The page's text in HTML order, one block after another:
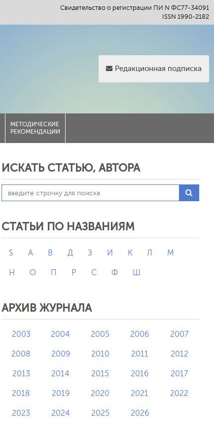
Свидетельство о регистрации ПИ N ФС77-34091
ISSN 1990-2182
Редакционная подписка
МЕТОДИЧЕСКИЕ
РЕКОМЕНДАЦИИ
ИСКАТЬ СТАТЬЮ, АВТОРА
СТАТЬИ ПО НАЗВАНИЯМ
S А В Д З И К Л М
Н О П Р С Ф Ш
АРХИВ ЖУРНАЛА
2003 2004 2005 2006 2007
2008 2009 2010 2011 2012
2013 2014 2015 2016 2017
2018 2019 2020 2021 2022
2023 2024 2025 2026